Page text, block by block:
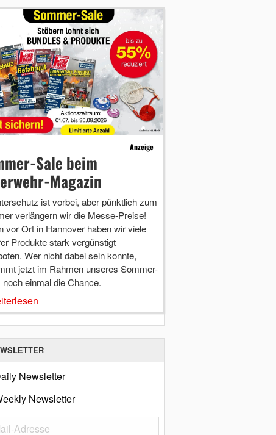
Anzeige
Sale beim
Magazin
ist vorbei, aber pünktlich zum
verlängern wir die Messe-Preise!
vor Ort in Hannover haben wir viele
Produkte stark vergünstigt
Wer nicht dabei sein konnte,
jetzt im Rahmen unseres Sommer-
noch einmal die Chance.
Newsletter
Newsletter